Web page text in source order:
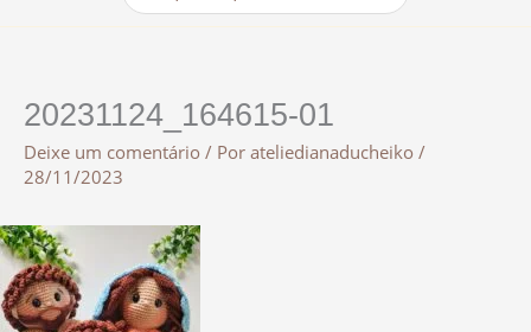
20231124_164615-01
Deixe um comentário / Por ateliedianaducheiko /
28/11/2023